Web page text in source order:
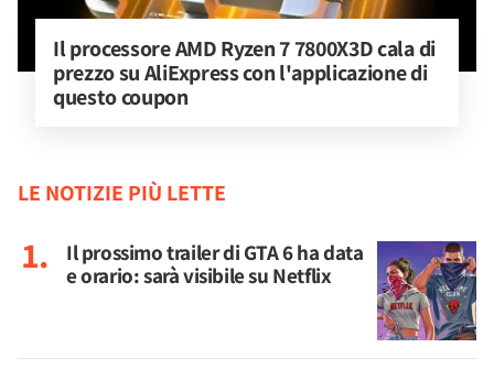
Il processore AMD Ryzen 7 7800X3D cala di
prezzo su AliExpress con l'applicazione di
questo coupon
LE NOTIZIE PIÙ LETTE
Il prossimo trailer di GTA 6 ha data
e orario: sarà visibile su Netflix